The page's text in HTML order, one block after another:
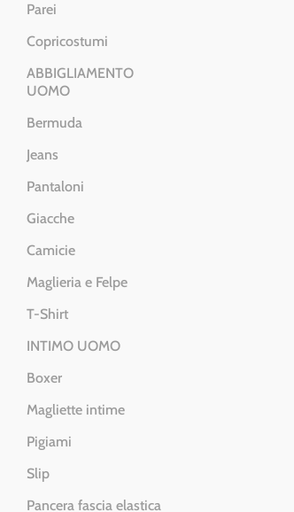
Parei
Copricostumi
ABBIGLIAMENTO
UOMO
Bermuda
Jeans
Pantaloni
Giacche
Camicie
Maglieria e Felpe
T-Shirt
INTIMO UOMO
Boxer
Magliette intime
Pigiami
Slip
Pancera fascia elastica